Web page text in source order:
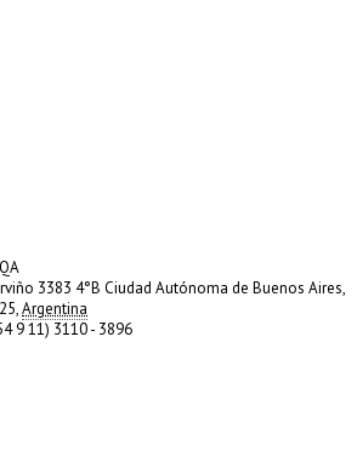
3383 4°B Ciudad Autónoma de Buenos Aires,
Argentina
9 11) 3110 - 3896